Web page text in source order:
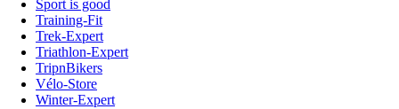
Sport is good
Training-Fit
Trek-Expert
Triathlon-Expert
TripnBikers
Vélo-Store
Winter-Expert